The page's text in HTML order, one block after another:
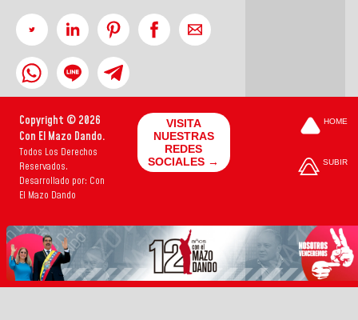
Copyright © 2026
Con El Mazo Dando.
Todos Los Derechos
Reservados.
Desarrollado por: Con
El Mazo Dando
VISITA
NUESTRAS
REDES
SOCIALES →
HOME
SUBIR